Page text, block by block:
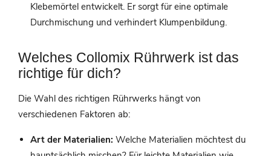
Klebemörtel entwickelt. Er sorgt für eine optimale
Durchmischung und verhindert Klumpenbildung.
Welches Collomix Rührwerk ist das
richtige für dich?
Die Wahl des richtigen Rührwerks hängt von
verschiedenen Faktoren ab:
Art der Materialien: Welche Materialien möchtest du